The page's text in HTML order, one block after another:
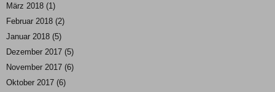
März 2018 (1)
Februar 2018 (2)
Januar 2018 (5)
Dezember 2017 (5)
November 2017 (6)
Oktober 2017 (6)